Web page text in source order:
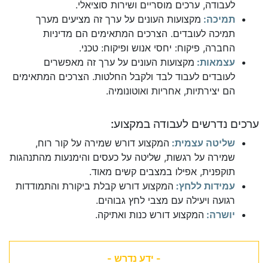
לעבודה, ערכים מוסריים ושירות סוציאלי.
תמיכה: מקצועות העונים על ערך זה מציעים מערך
תמיכה לעובדים. הצרכים המתאימים הם מדיניות
החברה, פיקוח: יחסי אנוש ופיקוח: טכני.
עצמאות: מקצועות העונים על ערך זה מאפשרים
לעובדים לעבוד לבד ולקבל החלטות. הצרכים המתאימים
הם יצירתיות, אחריות ואוטונומיה.
ערכים נדרשים לעבודה במקצוע:
שליטה עצמית: המקצוע דורש שמירה על קור רוח,
שמירה על רגשות, שליטה על כעסים והימנעות מהתנהגות
תוקפנית, אפילו במצבים קשים מאוד.
עמידות ללחץ: המקצוע דורש קבלת ביקורת והתמודדות
רגועה ויעילה עם מצבי לחץ גבוהים.
יושרה: המקצוע דורש כנות ואתיקה.
- ידע נדרש -